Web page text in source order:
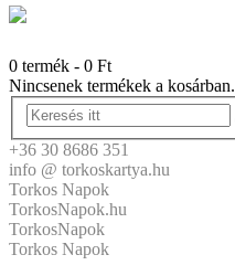
0 termék - 0 Ft
Nincsenek termékek a kosárban.
+36 30 8686 351
info @ torkoskartya.hu
Torkos Napok
TorkosNapok.hu
TorkosNapok
Torkos Napok